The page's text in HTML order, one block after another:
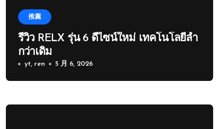
推薦
รีวิว RELX รุ่น 6 ดีไซน์ใหม่ เทคโนโลยีล้ำ
กว่าเดิม
yt, ren 5 月 6, 2026